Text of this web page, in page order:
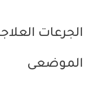
الجرعات
الموضعى